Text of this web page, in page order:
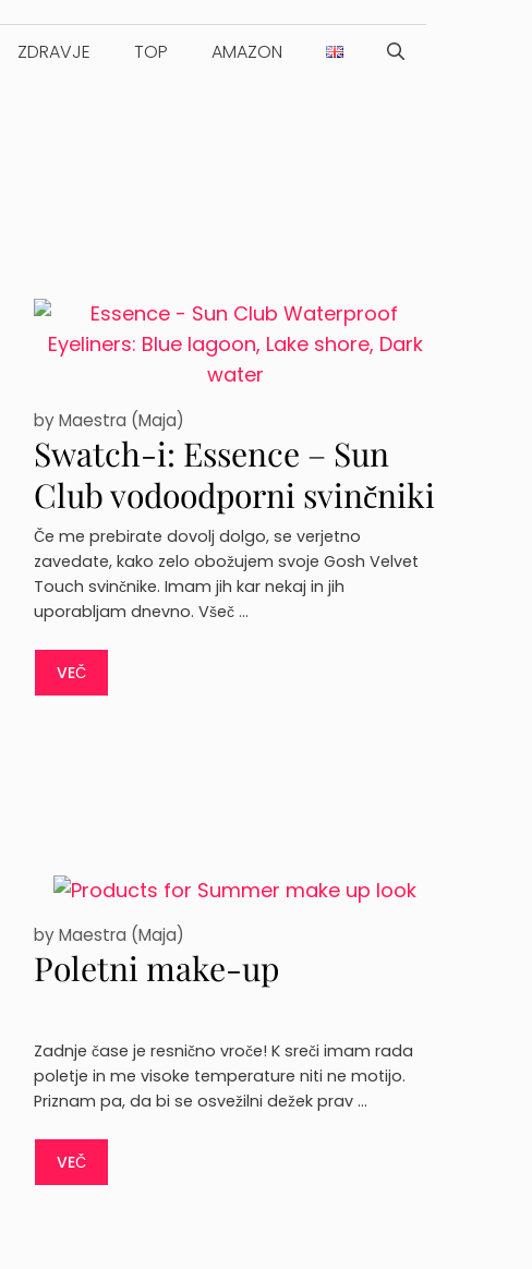
ZDRAVJE TOP AMAZON
Swatch-i: Essence – Sun
Club vodoodporni svinčniki
za oči
byMaestra (Maja)
Če me prebirate dovolj dolgo, se verjetno
zavedate, kako zelo obožujem svoje Gosh Velvet
Touch svinčnike. Imam jih kar nekaj in jih
uporabljam dnevno. Všeč …
VEČ
Poletni make-up
byMaestra (Maja)
Zadnje čase je resnično vroče! K sreči imam rada
poletje in me visoke temperature niti ne motijo.
Priznam pa, da bi se osvežilni dežek prav …
VEČ